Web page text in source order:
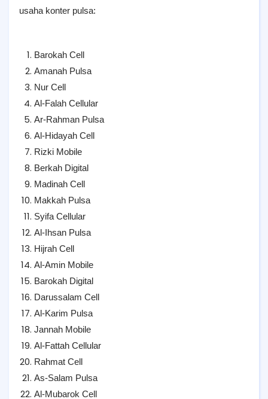
usaha konter pulsa:
Barokah Cell
Amanah Pulsa
Nur Cell
Al-Falah Cellular
Ar-Rahman Pulsa
Al-Hidayah Cell
Rizki Mobile
Berkah Digital
Madinah Cell
Makkah Pulsa
Syifa Cellular
Al-Ihsan Pulsa
Hijrah Cell
Al-Amin Mobile
Barokah Digital
Darussalam Cell
Al-Karim Pulsa
Jannah Mobile
Al-Fattah Cellular
Rahmat Cell
As-Salam Pulsa
Al-Mubarok Cell